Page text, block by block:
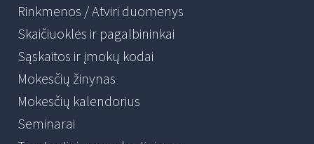
Rinkmenos / Atviri duomenys
Skaičiuoklės ir pagalbininkai
Sąskaitos ir įmokų kodai
Mokesčių žinynas
Mokesčių kalendorius
Seminarai